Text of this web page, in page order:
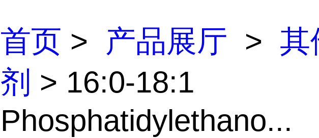
首页 > 产品展厅 > 其
剂 > 16:0-18:1
Phosphatidylethano...